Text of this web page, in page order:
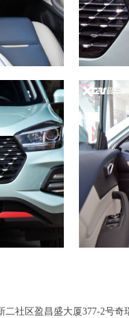
二社区盈昌盛大厦377-2号奇